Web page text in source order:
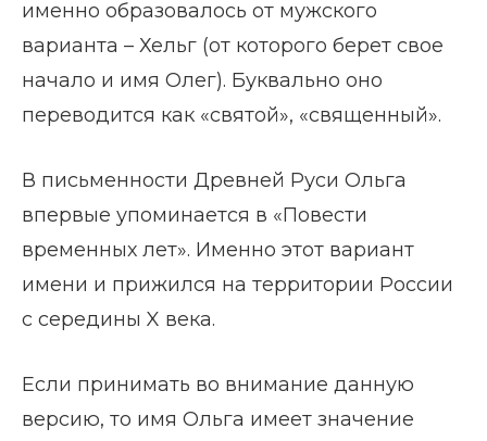
именно образовалось от мужского
варианта – Хельг (от которого берет свое
начало и имя Олег). Буквально оно
переводится как «святой», «священный».
В письменности Древней Руси Ольга
впервые упоминается в «Повести
временных лет». Именно этот вариант
имени и прижился на территории России
с середины X века.
Если принимать во внимание данную
версию, то имя Ольга имеет значение